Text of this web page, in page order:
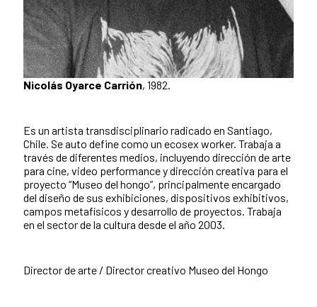
Nicolás Oyarce Carrión, 1982.
Es un artista transdisciplinario radicado en Santiago,
Chile. Se auto define como un ecosex worker. Trabaja a
través de diferentes medios, incluyendo dirección de arte
para cine, video performance y dirección creativa para el
proyecto “Museo del hongo”, principalmente encargado
del diseño de sus exhibiciones, dispositivos exhibitivos,
campos metafísicos y desarrollo de proyectos. Trabaja
en el sector de la cultura desde el año 2003.
Director de arte / Director creativo Museo del Hongo